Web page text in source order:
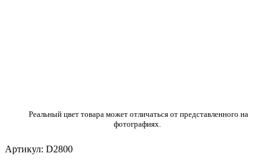
Реальный цвет товара может отличаться от представленного на
фотографиях.
Артикул: D2800